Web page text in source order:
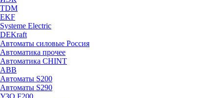
TDM
EKF
Systeme Electric
DEKraft
Автоматы силовые Россия
Автоматика прочее
Автоматика CHINT
ABB
Автоматы S200
Автоматы S290
УЗО F200